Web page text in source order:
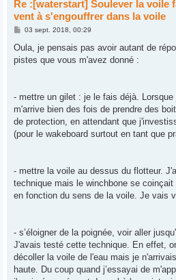
Re :[waterstart] Soulever la voile
vent à s'engouffrer dans la voile
M
s
a
03 sept. 2018, 00:29
Oula, je pensais pas avoir autant de
pistes que vous m'avez donné :
- mettre un gilet : je le fais déjà.
m'arrive bien des fois de prendre des
de protection, en attendant que
(pour le wakeboard surtout en tant que
- mettre la voile au dessus du flotteur.
technique mais le winchbone se
en fonction du sens de la voile. Je vais
- s’éloigner de la poignée, voir aller
J'avais testé cette technique. En effet,
décoller la voile de l'eau mais je
haute. Du coup quand j’essayai de